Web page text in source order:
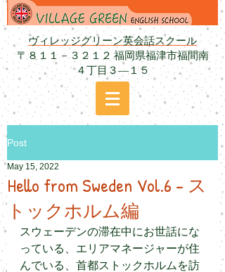
ヴィレッジグリーン英会話スクール
〒８１１－３２１２ 福岡県福津市福間南
４丁目３―１５
Post
Hello from Sweden Vol.6 - ス
トックホルム編
May 15, 2022
スウェーデンの滞在中にお世話にな
っている、エリアマネージャーが住
んでいる、首都ストックホルムを訪